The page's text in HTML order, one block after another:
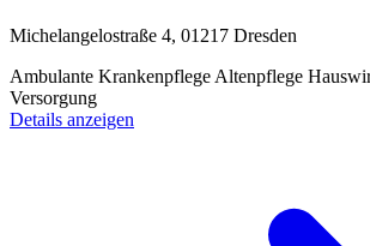
Michelangelostraße 4, 01217 Dresden
Ambulante Krankenpflege Altenpflege
Versorgung
Details anzeigen